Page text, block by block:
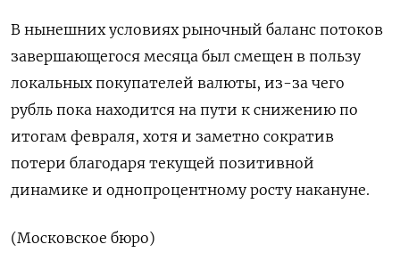
В нынешних условиях рыночный баланс потоков
завершающегося месяца был смещен в пользу
локальных покупателей валюты, из-за чего
рубль пока находится на пути к снижению по
итогам февраля, хотя и заметно сократив
потери благодаря текущей позитивной
динамике и однопроцентному росту накануне.
(Московское бюро)